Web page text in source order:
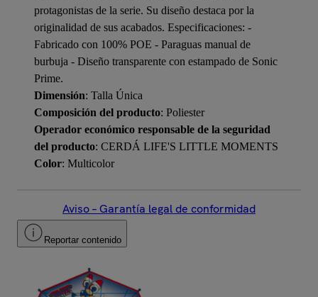
protagonistas de la serie. Su diseño destaca por la
originalidad de sus acabados. Especificaciones: -
Fabricado con 100% POE - Paraguas manual de
burbuja - Diseño transparente con estampado de Sonic
Prime.
Dimensión: Talla Única
Composición del producto: Poliester
Operador económico responsable de la seguridad
del producto: CERDÁ LIFE'S LITTLE MOMENTS
Color: Multicolor
Aviso – Garantía legal de conformidad
Reportar contenido